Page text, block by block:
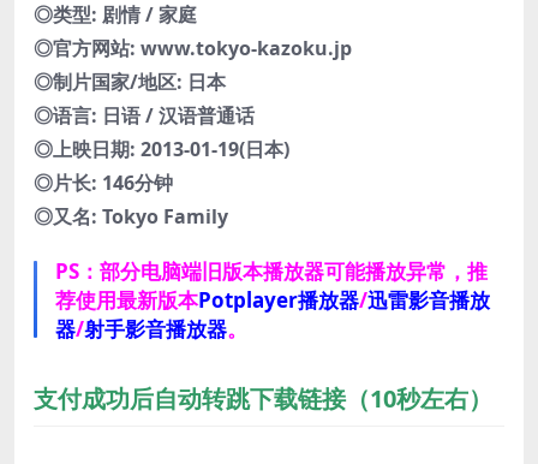
◎类型: 剧情 / 家庭
◎官方网站: www.tokyo-kazoku.jp
◎制片国家/地区: 日本
◎语言: 日语 / 汉语普通话
◎上映日期: 2013-01-19(日本)
◎片长: 146分钟
◎又名: Tokyo Family
PS：部分电脑端旧版本播放器可能播放异常，推
荐使用最新版本Potplayer播放器/迅雷影音播放
器/射手影音播放器。
支付成功后自动转跳下载链接（10秒左右）